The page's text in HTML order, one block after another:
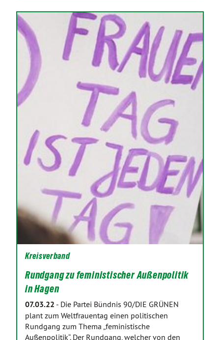
Kreisverband
Rundgang zu feministischer Außenpolitik
in Hagen
07.03.22 - Die Partei Bündnis 90/DIE GRÜNEN
plant zum Weltfrauentag einen politischen
Rundgang zum Thema „feministische
Außenpolitik“. Der Rundgang, welcher von den